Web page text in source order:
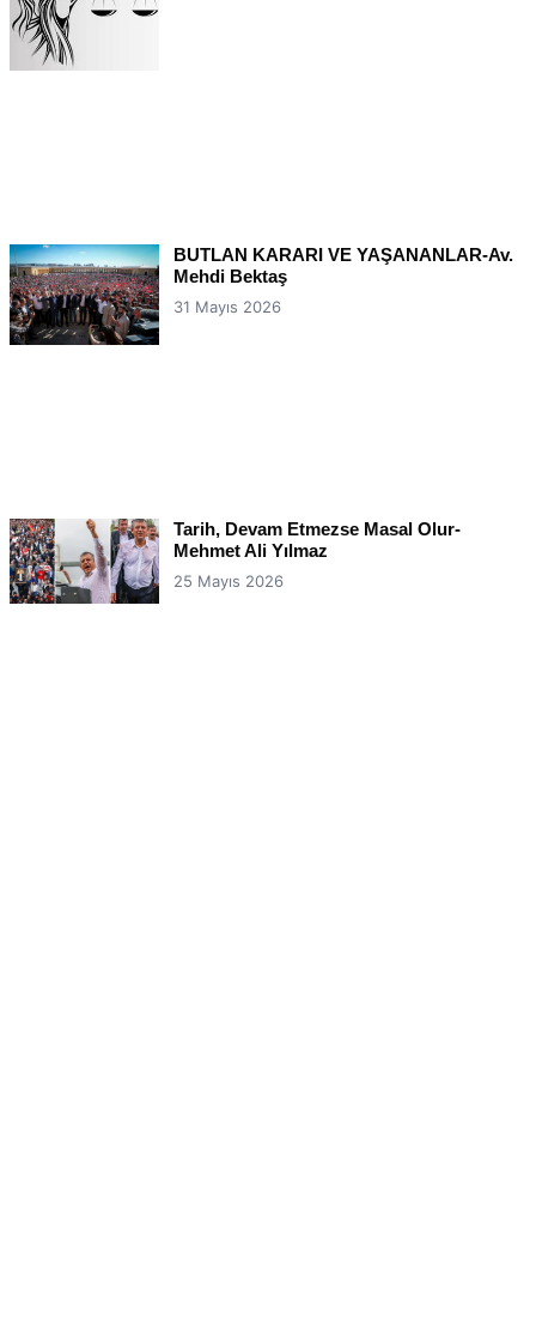
BUTLAN KARARI VE YAŞANANLAR-Av.
Mehdi Bektaş
31 Mayıs 2026
Tarih, Devam Etmezse Masal Olur-
Mehmet Ali Yılmaz
25 Mayıs 2026